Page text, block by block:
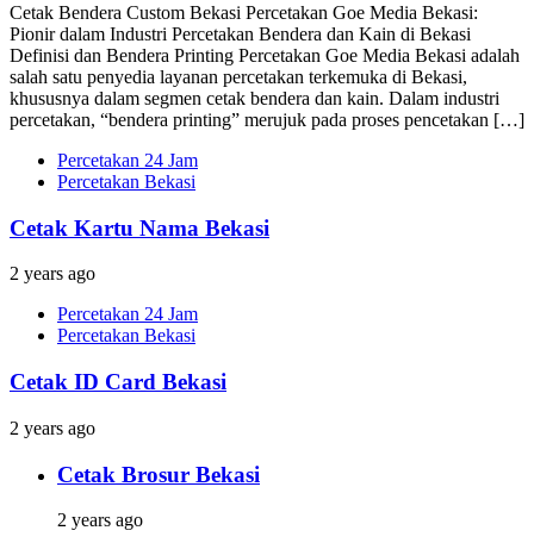
Cetak Bendera Custom Bekasi Percetakan Goe Media Bekasi:
Pionir dalam Industri Percetakan Bendera dan Kain di Bekasi
Definisi dan Bendera Printing Percetakan Goe Media Bekasi adalah
salah satu penyedia layanan percetakan terkemuka di Bekasi,
khususnya dalam segmen cetak bendera dan kain. Dalam industri
percetakan, “bendera printing” merujuk pada proses pencetakan […]
Percetakan 24 Jam
Percetakan Bekasi
Cetak Kartu Nama Bekasi
2 years ago
Percetakan 24 Jam
Percetakan Bekasi
Cetak ID Card Bekasi
2 years ago
Cetak Brosur Bekasi
2 years ago